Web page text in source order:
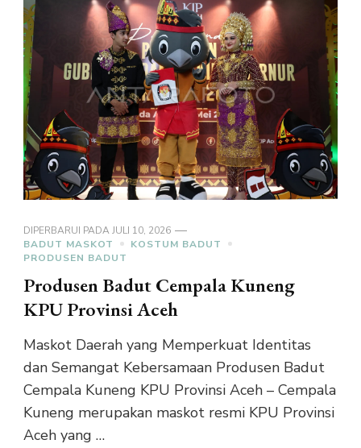
DIPERBARUI PADAJULI 10, 2026
BADUT MASKOT
KOSTUM BADUT
PRODUSEN BADUT
Produsen Badut Cempala Kuneng
KPU Provinsi Aceh
Maskot Daerah yang Memperkuat Identitas
dan Semangat Kebersamaan Produsen Badut
Cempala Kuneng KPU Provinsi Aceh – Cempala
Kuneng merupakan maskot resmi KPU Provinsi
Aceh yang …